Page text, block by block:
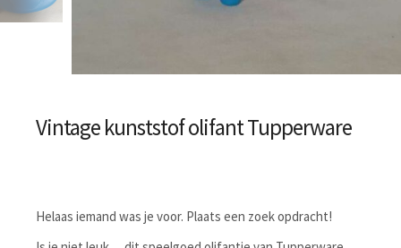
Vintage kunststof olifant Tupperware
Helaas iemand was je voor. Plaats een zoek opdracht!